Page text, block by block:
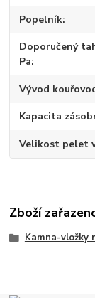
Popelník
Doporučený
Pa
Vývod
Kapacita
Velikost pelet
Zboží
Kamna-vložky